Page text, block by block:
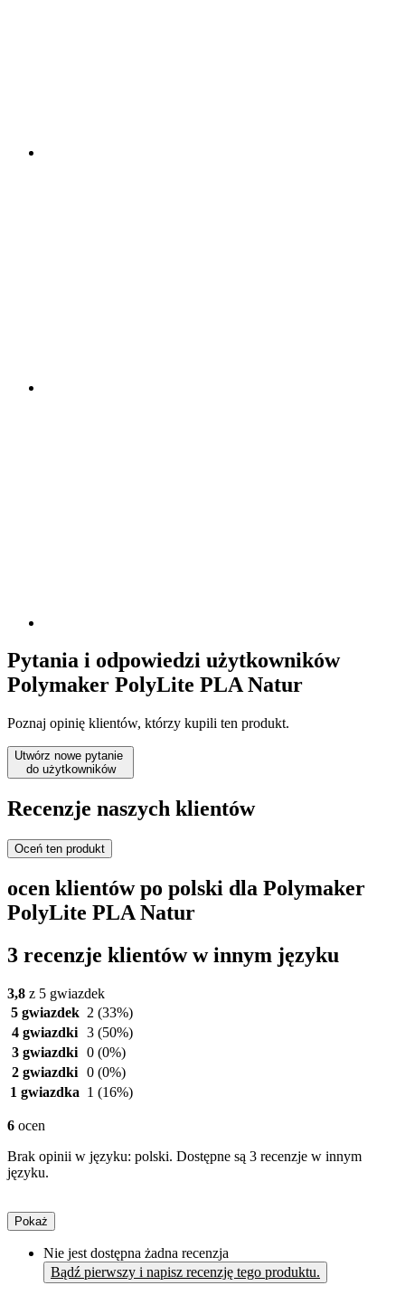
Pytania i odpowiedzi użytkowników
Polymaker PolyLite PLA Natur
Poznaj opinię klientów, którzy kupili ten produkt.
Utwórz nowe pytanie
do użytkowników
Recenzje naszych klientów
Oceń ten produkt
ocen klientów po polski dla Polymaker
PolyLite PLA Natur
3 recenzje klientów w innym języku
3,8 z 5 gwiazdek
5 gwiazdek 2 (33%)
4 gwiazdki 3 (50%)
3 gwiazdki 0 (0%)
2 gwiazdki 0 (0%)
1 gwiazdka 1 (16%)
6 ocen
Brak opinii w języku: polski. Dostępne są 3 recenzje w innym
języku.
Pokaż
Nie jest dostępna żadna recenzja
Bądź pierwszy i napisz recenzję tego produktu.